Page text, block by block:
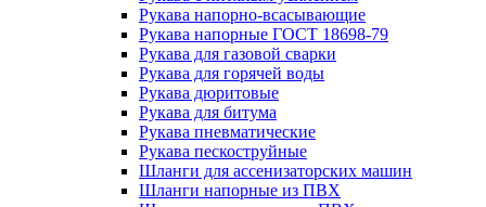
Рукава напорно-всасывающие
Рукава напорные ГОСТ 18698-79
Рукава для газовой сварки
Рукава для горячей воды
Рукава дюритовые
Рукава для битума
Рукава пневматические
Рукава пескоструйные
Шланги для ассенизаторских машин
Шланги напорные из ПВХ